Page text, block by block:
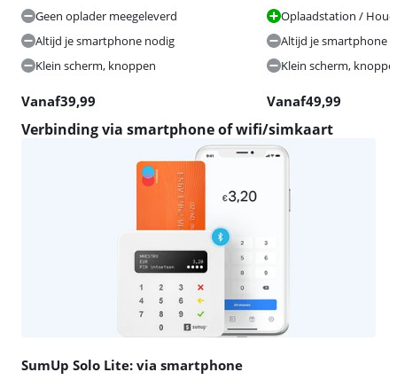
Geen oplader meegeleverd
Altijd je smartphone nodig
Klein scherm, knoppen
Vanaf39,99
Oplaadstation /
Altijd je smartphone
Klein scherm,
Vanaf49,99
Verbinding via smartphone of wifi/simkaart
SumUp Solo Lite: via smartphone